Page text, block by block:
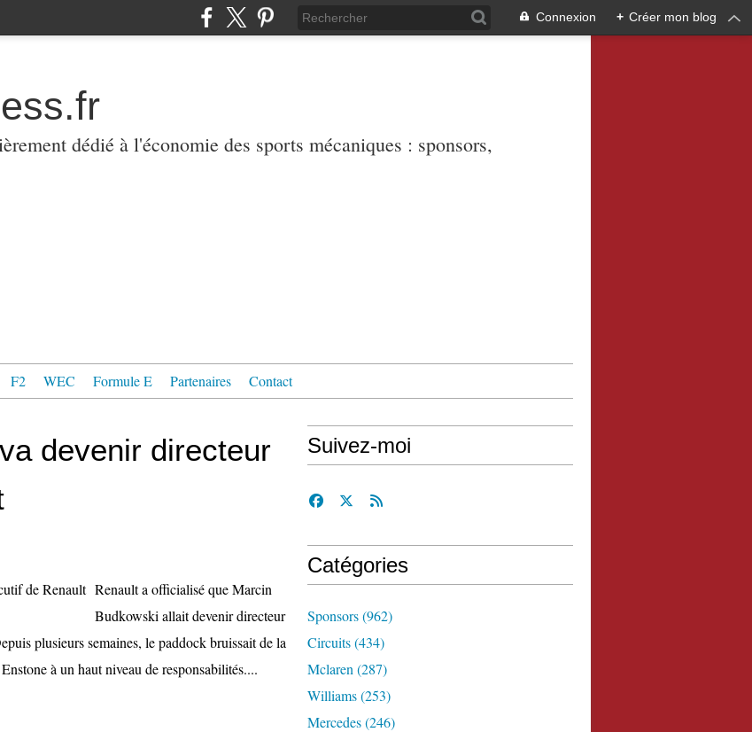
Connexion + Créer mon blog
dédié à l'économie des sports mécaniques : sponsors,
F2 WEC Formule E Partenaires Contact
devenir directeur
Renault a officialisé que Marcin
Budkowski allait devenir directeur
plusieurs semaines, le paddock bruissait de la
à un haut niveau de responsabilités....
Suivez-moi
Catégories
Sponsors(962)
Circuits(434)
Mclaren (287)
Williams(253)
Mercedes(246)